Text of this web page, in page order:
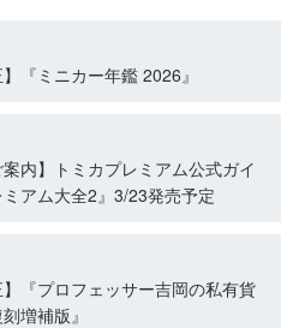
】『ミニカー年鑑 2026』
案内】トミカプレミアム公式ガイ
ミアム大全2』3/23発売予定
】『プロフェッサー吉岡の私有貨
増補版』